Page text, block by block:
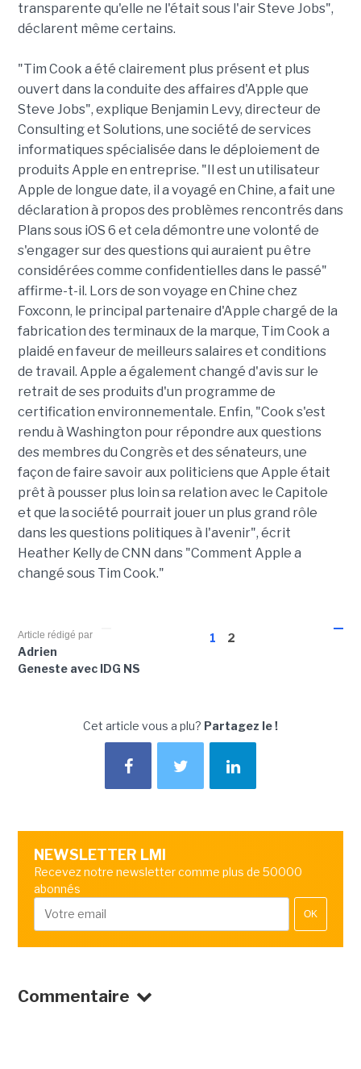
transparente qu'elle ne l'était sous l'air Steve Jobs",
déclarent même certains.
"Tim Cook a été clairement plus présent et plus
ouvert dans la conduite des affaires d'Apple que
Steve Jobs", explique Benjamin Levy, directeur de
Consulting et Solutions, une société de services
informatiques spécialisée dans le déploiement de
produits Apple en entreprise. "Il est un utilisateur
Apple de longue date, il a voyagé en Chine, a fait une
déclaration à propos des problèmes rencontrés dans
Plans sous iOS 6 et cela démontre une volonté de
s'engager sur des questions qui auraient pu être
considérées comme confidentielles dans le passé"
affirme-t-il. Lors de son voyage en Chine chez
Foxconn, le principal partenaire d'Apple chargé de la
fabrication des terminaux de la marque, Tim Cook a
plaidé en faveur de meilleurs salaires et conditions
de travail. Apple a également changé d'avis sur le
retrait de ses produits d'un programme de
certification environnementale. Enfin, "Cook s'est
rendu à Washington pour répondre aux questions
des membres du Congrès et des sénateurs, une
façon de faire savoir aux politiciens que Apple était
prêt à pousser plus loin sa relation avec le Capitole
et que la société pourrait jouer un plus grand rôle
dans les questions politiques à l'avenir", écrit
Heather Kelly de CNN dans "Comment Apple a
changé sous Tim Cook."
1 2
Article rédigé par
Adrien
Geneste avec IDG NS
Cet article vous a plu? Partagez le !
NEWSLETTER LMI
Recevez notre newsletter comme plus de 50000
abonnés
OK
Commentaire